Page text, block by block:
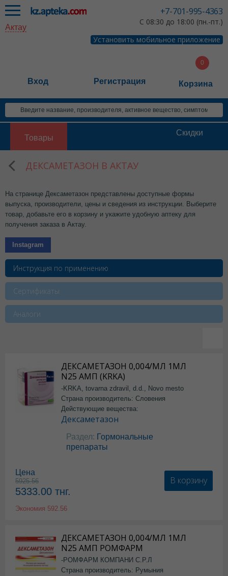
+7-701-995-4363
С 08:30 до 18:00 (пн.-пт.)
Установить мобильное приложение
Актау
Вход Регистрация Корзина
Товары
Скидки
ДЕКСАМЕТАЗОН В АКТАУ
На странице Дексаметазон представлены доступные формы
выпуска, производители, цены и сведения из инструкции. Выберите
товар, добавьте его в корзину и укажите удобную аптеку для
получения заказа в Актау.
Instagram
Инструкция по применению
Сертификаты
Аналоги
ДЕКСАМЕТАЗОН 0,004/МЛ 1МЛ
N25 АМП (KRKA)
-KRKA, tovarna zdravil, d.d., Novo mesto
Страна производитель: Словения
Действующие вещества:
Дексаметазон
Раздел: Гормональные
препараты
Цена
5925.56
5333.00 тнг.
Экономия 592.56
В корзину
ДЕКСАМЕТАЗОН 0,004/МЛ 1МЛ
N25 АМП РОМФАРМ
-РОМФАРМ КОМПАНИ С.Р.Л
Страна производитель: Румыния